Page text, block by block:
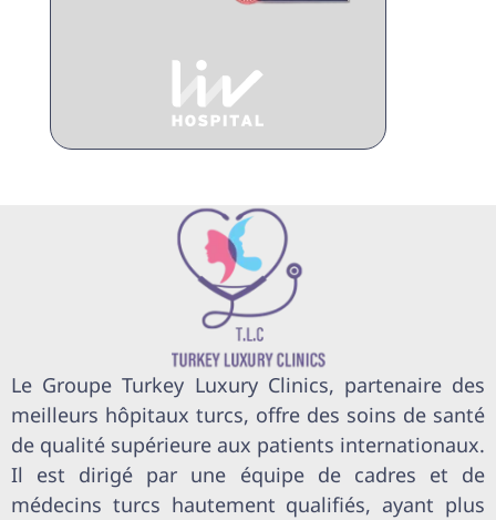
Le Groupe Turkey Luxury Clinics, partenaire des
meilleurs hôpitaux turcs, offre des soins de santé
de qualité supérieure aux patients internationaux.
Il est dirigé par une équipe de cadres et de
médecins turcs hautement qualifiés, ayant plus